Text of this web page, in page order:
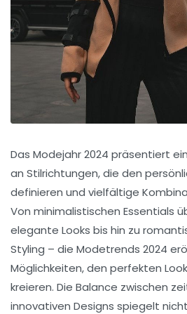
Das Modejahr 2024 präsentiert
an Stilrichtungen, die den
definieren und vielfältige
Von minimalistischen Essentials
elegante Looks bis hin zu
Styling – die Modetrends 2024
Möglichkeiten, den perfekten
kreieren. Die Balance zwischen
innovativen Designs spiegelt